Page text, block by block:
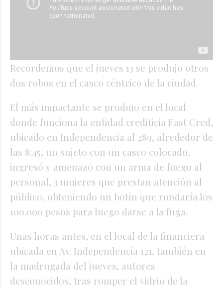
Recordemos que el jueves 13 se produjo otros
dos robos en el casco céntrico de la ciudad.
El más impactante se produjo en el local
donde funciona la entidad crediticia Fast Cred,
ubicado en Independencia al 289, alrededor de
las 8:45, un sujeto con un casco colocado,
ingresó y amenazó con un arma de fuego al
personal, 3 mujeres que prestan atención al
público, obteniendo un botín que rondaría los
100.000 pesos para luego darse a la fuga.
Unas horas antes, en el local de la financiera
ubicada en Av. Independencia 121, también en
la madrugada del jueves, autores
desconocidos, tras romper el vidrio de la